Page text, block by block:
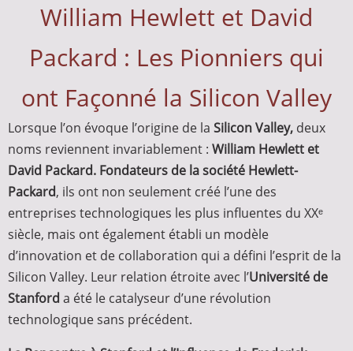
William Hewlett et David
Packard : Les Pionniers qui
ont Façonné la Silicon Valley
Lorsque l’on évoque l’origine de la Silicon Valley, deux
noms reviennent invariablement : William Hewlett et
David Packard. Fondateurs de la société Hewlett-
Packard, ils ont non seulement créé l’une des
entreprises technologiques les plus influentes du XXᵉ
siècle, mais ont également établi un modèle
d’innovation et de collaboration qui a défini l’esprit de la
Silicon Valley. Leur relation étroite avec l’Université de
Stanford a été le catalyseur d’une révolution
technologique sans précédent.